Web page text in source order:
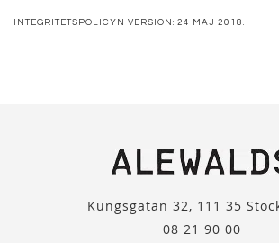
INTEGRITETSPOLICYN VERSION: 24 MAJ 2018.
Kungsgatan 32, 111 35
08 21 90 00